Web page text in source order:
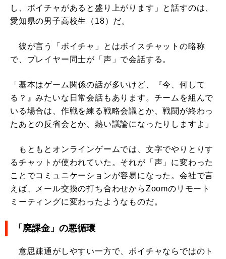
し、ボイチャがあると盛り上がります」と話すのは、
愛知県の男子高校生（18）だ。
彼が言う「ボイチャ」とはボイスチャットの略称
で、プレイヤー同士が「声」で会話する。
「基本はゲーム関係の話が多いけど、『今、何して
る？』みたいな日常会話もあります。チームを組んで
いる場合は、作戦を練る戦略会議とか、戦闘が終わっ
たあとの反省会とか、熱い議論になったりしますよ」
もともとオンラインゲームでは、文字でやりとりす
るチャットが使われていた。それが「声」に変わった
ことでコミュニケーションが容易になった。会社で言
えば、メール交換の打ち合わせからZoomのリモート
ミーティングに変わったようなものだ。
「廃課金」の悪循環
意思疎通がしやすい一方で、ボイチャならではのト